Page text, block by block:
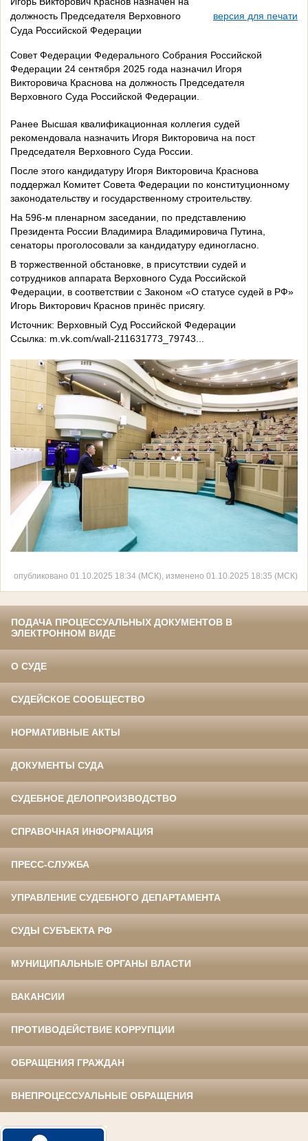
должность Председателя Верховного
Суда Российской Федерации
версия для печати
Совет Федерации Федерального Собрания Российской
Федерации 24 сентября 2025 года назначил Игоря
Викторовича Краснова на должность Председателя
Верховного Суда Российской Федерации.
Ранее Высшая квалификационная коллегия судей
рекомендовала назначить Игоря Викторовича на пост
Председателя Верховного Суда России.
После этого кандидатуру Игоря Викторовича Краснова
поддержал Комитет Совета Федерации по конституционному
законодательству и государственному строительству.
На 596-м пленарном заседании, по представлению
Президента России Владимира Владимировича Путина,
сенаторы проголосовали за кандидатуру единогласно.
В торжественной обстановке, в присутствии судей и
сотрудников аппарата Верховного Суда Российской
Федерации, в соответствии с Законом «О статусе судей в РФ»
Игорь Викторович Краснов принёс присягу.
Источник: Верховный Суд Российской Федерации
Ссылка: m.vk.com/wall-211631773_79743...
опубликовано 01.10.2025 18:34 (МСК), изменено 01.10.2025 18:35 (МСК)
ПОДАЧА ПРОЦЕССУАЛЬНЫХ ДОКУМЕНТОВ В
ЭЛЕКТРОННОМ ВИДЕ
О СУДЕ
СУДЕЙСКОЕ СООБЩЕСТВО
НОРМАТИВНЫЕ АКТЫ
ДОКУМЕНТЫ СУДА
СУДЕБНОЕ ДЕЛОПРОИЗВОДСТВО
СПРАВОЧНАЯ ИНФОРМАЦИЯ
ПРЕСС-СЛУЖБА
УПРАВЛЕНИЕ СУДЕБНОГО ДЕПАРТАМЕНТА
СУДЫ СУБЪЕКТА РФ
МУНИЦИПАЛЬНЫЕ ОРГАНЫ ВЛАСТИ
ВАКАНСИИ
ПРОТИВОДЕЙСТВИЕ КОРРУПЦИИ
ОБРАЩЕНИЯ ГРАЖДАН
ВНЕПРОЦЕССУАЛЬНЫЕ ОБРАЩЕНИЯ